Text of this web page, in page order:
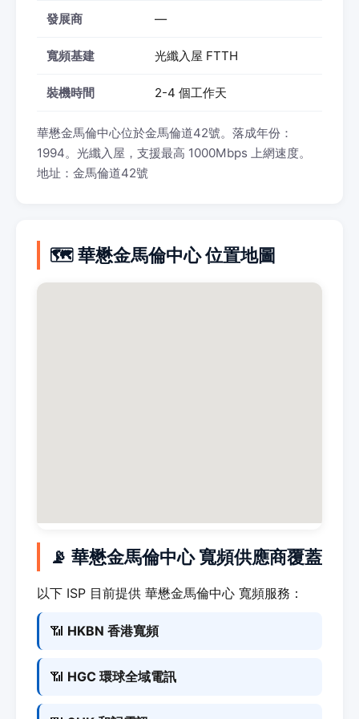
發展商 —
寬頻基建 光纖入屋 FTTH
裝機時間 2-4 個工作天
華懋金馬倫中心位於金馬倫道42號。落成年份：
1994。光纖入屋，支援最高 1000Mbps 上網速度。
地址：金馬倫道42號
🗺️ 華懋金馬倫中心 位置地圖
📡 華懋金馬倫中心 寬頻供應商覆蓋
以下 ISP 目前提供 華懋金馬倫中心 寬頻服務：
📶 HKBN 香港寬頻
📶 HGC 環球全域電訊